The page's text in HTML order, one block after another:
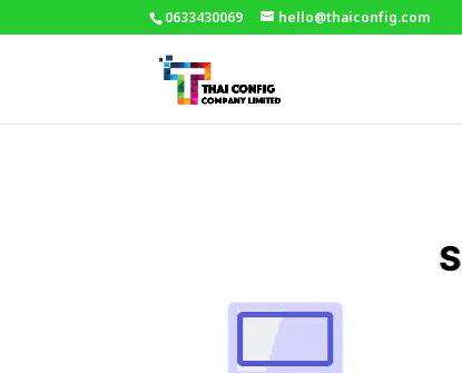
0633430069 hello@thaiconfig.com